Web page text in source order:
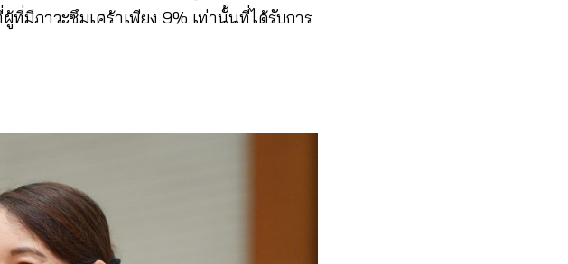
ที่มีภาวะซึมเศร้าเพียง 9% เท่านั้นที่ได้รับการ